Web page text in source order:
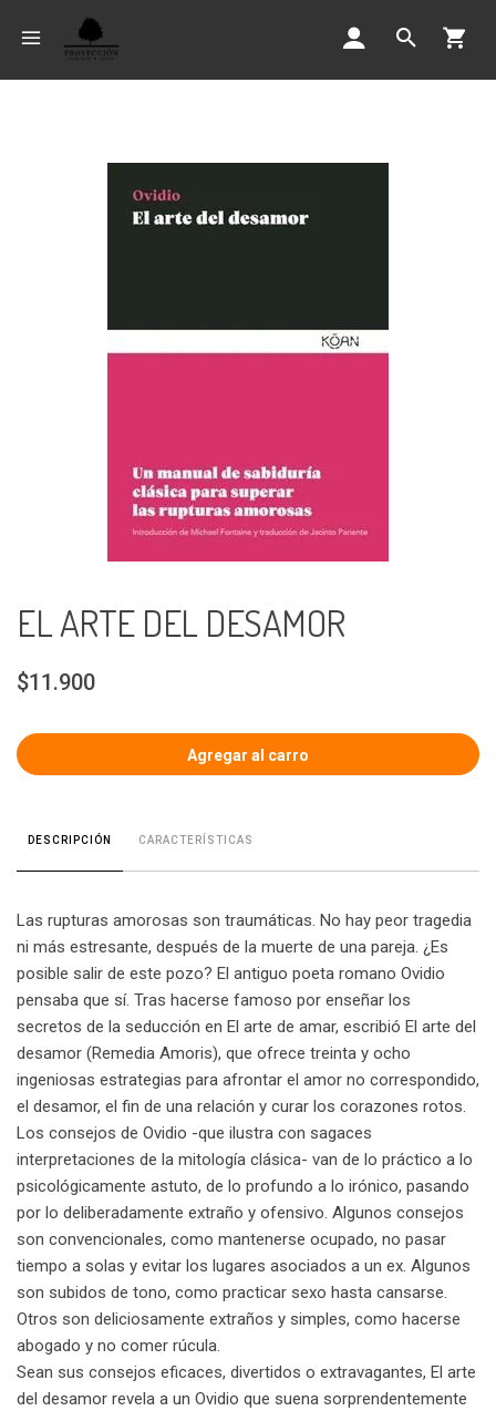
EL ARTE DEL DESAMOR
$11.900
DESCRIPCIÓN CARACTERÍSTICAS
Las rupturas amorosas son traumáticas. No hay peor tragedia
ni más estresante, después de la muerte de una pareja. ¿Es
posible salir de este pozo? El antiguo poeta romano Ovidio
pensaba que sí. Tras hacerse famoso por enseñar los
secretos de la seducción en El arte de amar, escribió El arte del
desamor (Remedia Amoris), que ofrece treinta y ocho
ingeniosas estrategias para afrontar el amor no correspondido,
el desamor, el fin de una relación y curar los corazones rotos.
Los consejos de Ovidio -que ilustra con sagaces
interpretaciones de la mitología clásica- van de lo práctico a lo
psicológicamente astuto, de lo profundo a lo irónico, pasando
por lo deliberadamente extraño y ofensivo. Algunos consejos
son convencionales, como mantenerse ocupado, no pasar
tiempo a solas y evitar los lugares asociados a un ex. Algunos
son subidos de tono, como practicar sexo hasta cansarse.
Otros son deliciosamente extraños y simples, como hacerse
abogado y no comer rúcula.
Sean sus consejos eficaces, divertidos o extravagantes, El arte
del desamor revela a un Ovidio que suena sorprendentemente